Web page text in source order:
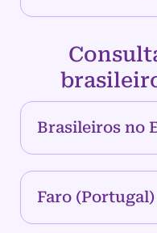
Brasileiros no
Faro